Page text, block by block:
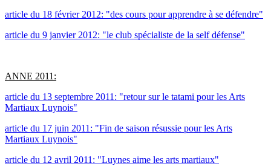
article du 18 février 2012: "des cours pour apprendre à se défendre"
article du 9 janvier 2012: "le club spécialiste de la self défense"
ANNE 2011:
article du 13 septembre 2011: "retour sur le tatami pour les Arts
Martiaux Luynois"
article du 17 juin 2011: "Fin de saison résussie pour les Arts
Martiaux Luynois"
article du 12 avril 2011: "Luynes aime les arts martiaux"